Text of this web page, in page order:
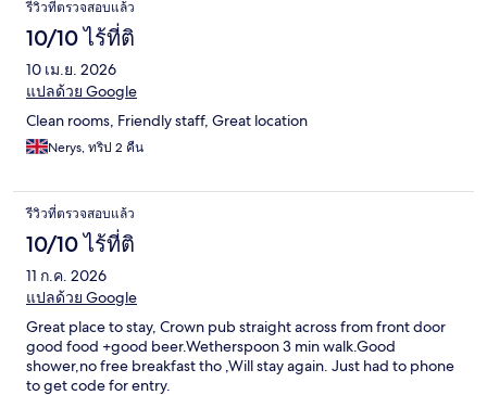
รีวิวที่ตรวจสอบแล้ว
10/10 ไร้ที่ติ
10 เม.ย. 2026
แปลด้วย Google
Clean rooms, Friendly staff, Great location
Nerys, ทริป 2 คืน
รีวิวที่ตรวจสอบแล้ว
10/10 ไร้ที่ติ
11 ก.ค. 2026
แปลด้วย Google
Great place to stay, Crown pub straight across from front door
good food +good beer.Wetherspoon 3 min walk.Good
shower,no free breakfast tho ,Will stay again. Just had to phone
to get code for entry.